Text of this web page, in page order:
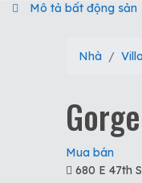
Mô tả bất động sản
Nhà
Mua bán
680 E 47th